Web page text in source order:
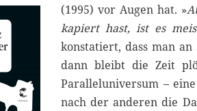
(1995) vor Augen hat. »
kapiert hast, ist es
konstatiert, dass man an
dann bleibt die Zeit
Paralleluniversum –
nach der anderen die